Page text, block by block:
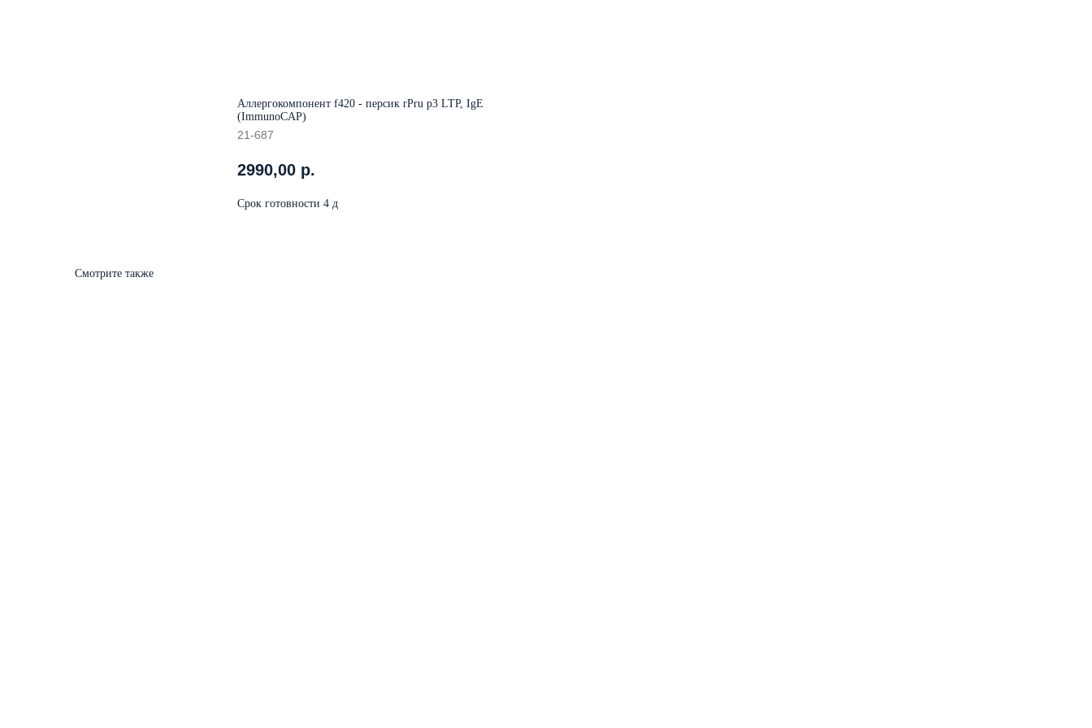
Аллергокомпонент f420 - персик rPru p3 LTP, IgE
(ImmunoCAP)
21-687
2990,00 р.
Срок готовности 4 д
Смотрите также